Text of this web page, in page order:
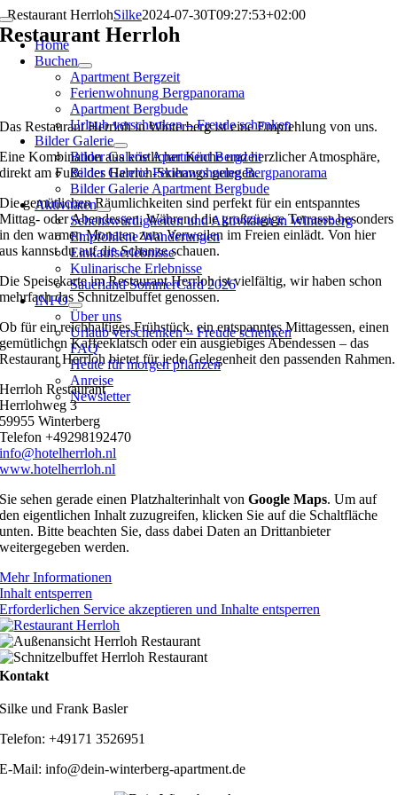
Zum
Inhalt
springen
Toggle
Navigation
Home
Buchen
Apartment Bergzeit
Ferienwohnung Bergpanorama
Apartment Bergbude
Urlaub verschenken – Freude schenken
Bilder Galerie
Bilder Galerie Apartment Bergzeit
Bilder Galerie Ferienwohnung Bergpanorama
Bilder Galerie Apartment Bergbude
Aktivitäten
Sehenswürdigkeiten und Aktivitäten in Winterberg
Empfohlene Wanderungen
Einkaufserlebnisse
Kulinarische Erlebnisse
Sauerland SommerCard 2026
INFO
Über uns
Urlaub verschenken – Freude schenken
FAQ
Heute für morgen pflanzen
Anreise
Newsletter
Restaurant HerrlohSilke2024-07-30T09:27:53+02:00
Restaurant Herrloh
Das Restaurant Herrloh in Winterberg ist eine Empfehlung von uns.
Eine Kombination aus köstlicher Küche und herzlicher Atmosphäre,
direkt am Fuße des Herrloh-Skihangs gelegen.
Die gemütlichen Räumlichkeiten sind perfekt für ein entspanntes
Mittag- oder Abendessen. Während die großzügige Terrasse besonders
in den warmen Monaten zum Verweilen im Freien einlädt. Von hier
aus kannst du auf die Schanze schauen.
Die Speisekarte im Restaurant Herrloh ist vielfältig, wir haben schon
mehrfach das Schnitzelbuffet genossen.
Ob für ein reichhaltiges Frühstück, ein entspanntes Mittagessen, einen
gemütlichen Kaffeeklatsch oder ein ausgiebiges Abendessen – das
Restaurant Herrloh bietet für jede Gelegenheit den passenden Rahmen.
Herrloh Restaurant
Herrlohweg 3
59955 Winterberg
Telefon +49298192470
info@hotelherrloh.nl
www.hotelherrloh.nl
Sie sehen gerade einen Platzhalterinhalt vonGoogle Maps. Um auf
den eigentlichen Inhalt zuzugreifen, klicken Sie auf die Schaltfläche
unten. Bitte beachten Sie, dass dabei Daten an Drittanbieter
weitergegeben werden.
Mehr Informationen
Inhalt entsperren
Erforderlichen Service akzeptieren und Inhalte entsperren
Kontakt
Silke und Frank Basler
Telefon: +49171 3526951
E-Mail: info@dein-winterberg-apartment.de